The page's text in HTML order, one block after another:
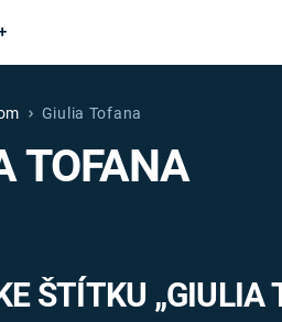
VÁLEČNÉ
Giulia Tofana
TOFANA
ŠTÍTKU „GIULIA